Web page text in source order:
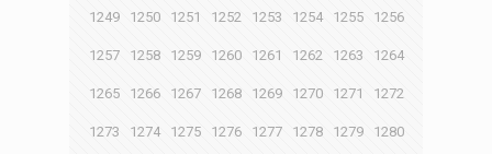
1249 1250 1251 1252 1253 1254 1255 1256
1257 1258 1259 1260 1261 1262 1263 1264
1265 1266 1267 1268 1269 1270 1271 1272
1273 1274 1275 1276 1277 1278 1279 1280